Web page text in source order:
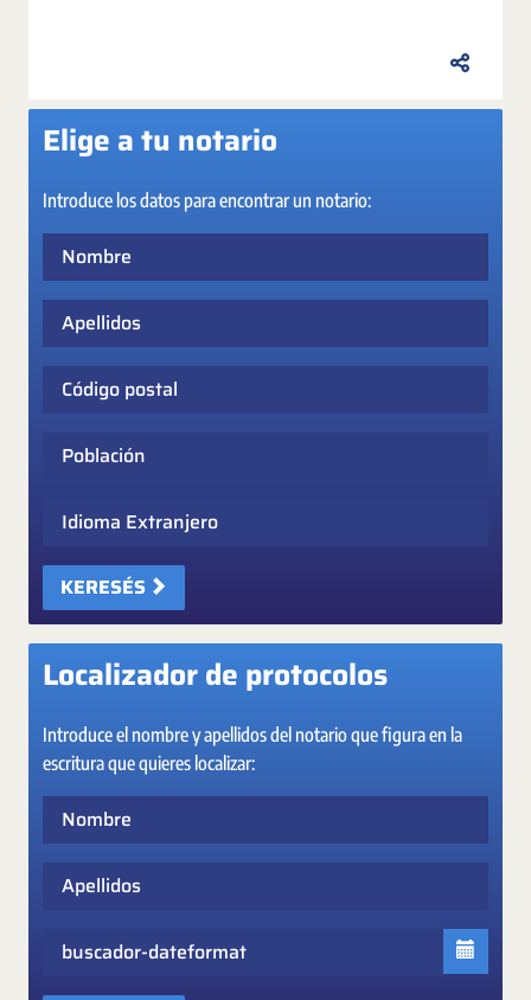
Elige a tu notario
Introduce los datos para encontrar un notario:
Apellidos
Código postal
Población
Idioma Extranjero
KERESÉS
Localizador de protocolos
Introduce el nombre y apellidos del notario que figura en la
escritura que quieres localizar:
Apellidos
Fecha